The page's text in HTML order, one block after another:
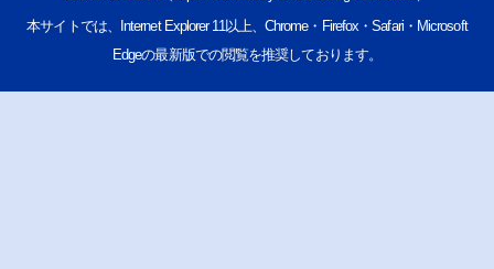
本サイトでは、Internet Explorer 11以上、Chrome・Firefox・Safari・Microsoft
Edgeの最新版での閲覧を推奨しております。